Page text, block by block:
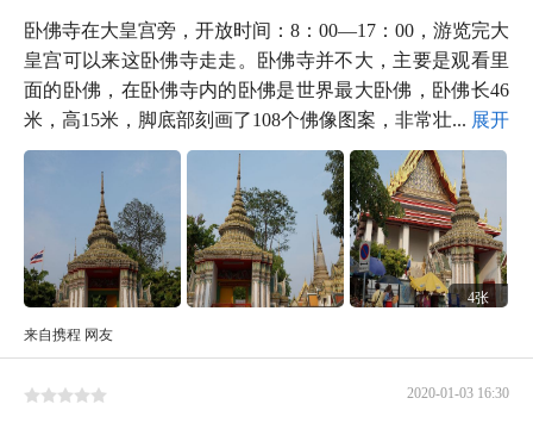
卧佛寺在大皇宫旁，开放时间：8：00—17：00，游览完大
皇宫可以来这卧佛寺走走。卧佛寺并不大，主要是观看里
面的卧佛，在卧佛寺内的卧佛是世界最大卧佛，卧佛长46
米，高15米，脚底部刻画了108个佛像图案，非常壮...
展开
4张
来自携程 网友
2020-01-03 16:30